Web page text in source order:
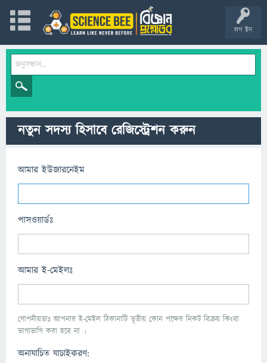
লগ ইন
নতুন সদস্য হিসাবে রেজিস্ট্রেশন করুন
আমার ইউজারনেইম
পাসওয়ার্ডঃ
আমার ই-মেইলঃ
গোপনীয়তাঃ আপনার ই-মেইল ঠিকানাটি তৃতীয় কোন পক্ষের নিকট বিক্রয় কিংবা
ভাগাভাগি করা হবে না ।
অনাযাচিত যাচাইকরণ: